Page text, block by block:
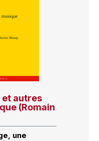
autres
(Romain
une